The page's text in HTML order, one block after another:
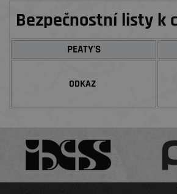
Bezpečnostní listy k
PEATY'S
ODKAZ